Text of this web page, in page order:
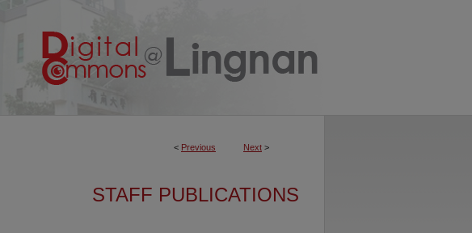
< Previous Next >
STAFF PUBLICATIONS